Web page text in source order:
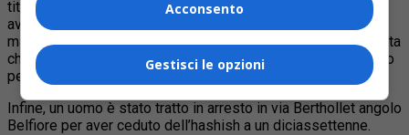
titolare non verificava e consentiva l’accesso al locale a 2
avventori sprovvisti di greenpass e privi di mascherina,
mancanza del cartello indicante la capienza massima) è stata
chiusa per 5 gg.
con contestuale sanzione di 400 € ciascuno
per i 2 avventori privi di certificazione verde e per il titolare.
Infine, un uomo è stato tratto in arresto in via Berthollet angolo
Belfiore per aver ceduto dell’hashish a un diciassettenne.
Acconsento
Gestisci le opzioni